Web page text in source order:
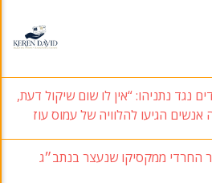
נתניהו: “אין לו שום שיקול דעת,
הגיעו להלוויה של עמוס עוז
החרדי ממקסיקו שנעצר בנתב״ג